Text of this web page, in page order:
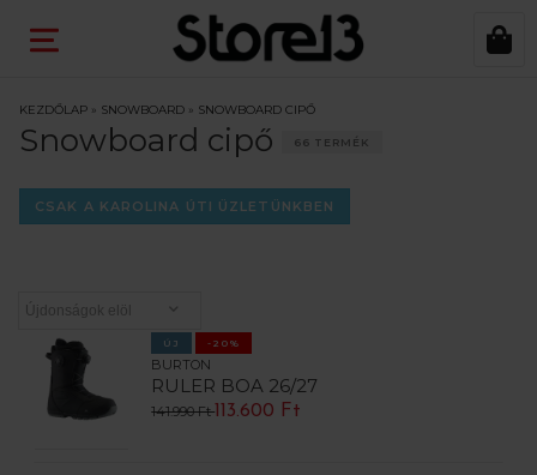
KEZDŐLAP » SNOWBOARD » SNOWBOARD CIPŐ
Snowboard cipő 66 TERMÉK
CSAK A KAROLINA ÚTI ÜZLETÜNKBEN
ÚJ -20%
BURTON
RULER BOA 26/27
141.990 Ft 113.600 Ft